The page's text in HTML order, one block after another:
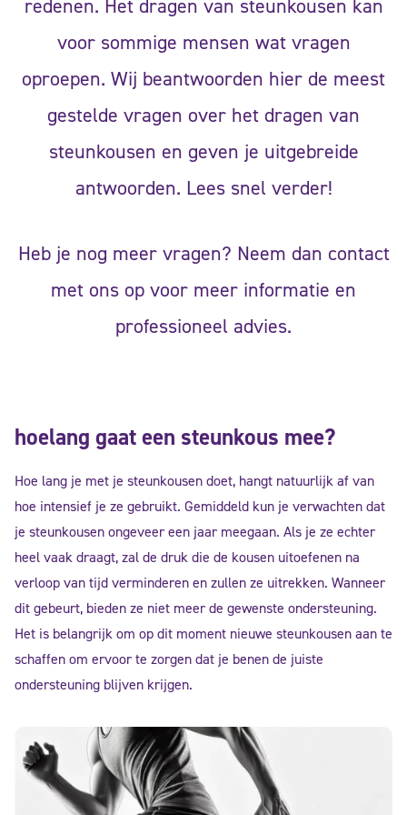
redenen. Het dragen van steunkousen kan
voor sommige mensen wat vragen
oproepen. Wij beantwoorden hier de meest
gestelde vragen over het dragen van
steunkousen en geven je uitgebreide
antwoorden. Lees snel verder!
Heb je nog meer vragen? Neem dan contact
met ons op voor meer informatie en
professioneel advies.
hoelang gaat een steunkous mee?
Hoe lang je met je steunkousen doet, hangt natuurlijk af van
hoe intensief je ze gebruikt. Gemiddeld kun je verwachten dat
je steunkousen ongeveer een jaar meegaan. Als je ze echter
heel vaak draagt, zal de druk die de kousen uitoefenen na
verloop van tijd verminderen en zullen ze uitrekken. Wanneer
dit gebeurt, bieden ze niet meer de gewenste ondersteuning.
Het is belangrijk om op dit moment nieuwe steunkousen aan te
schaffen om ervoor te zorgen dat je benen de juiste
ondersteuning blijven krijgen.